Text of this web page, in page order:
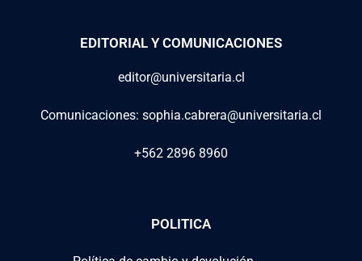
EDITORIAL Y COMUNICACIONES
editor@universitaria.cl
Comunicaciones: sophia.cabrera@universitaria.cl
+562 2896 8960
POLITICA